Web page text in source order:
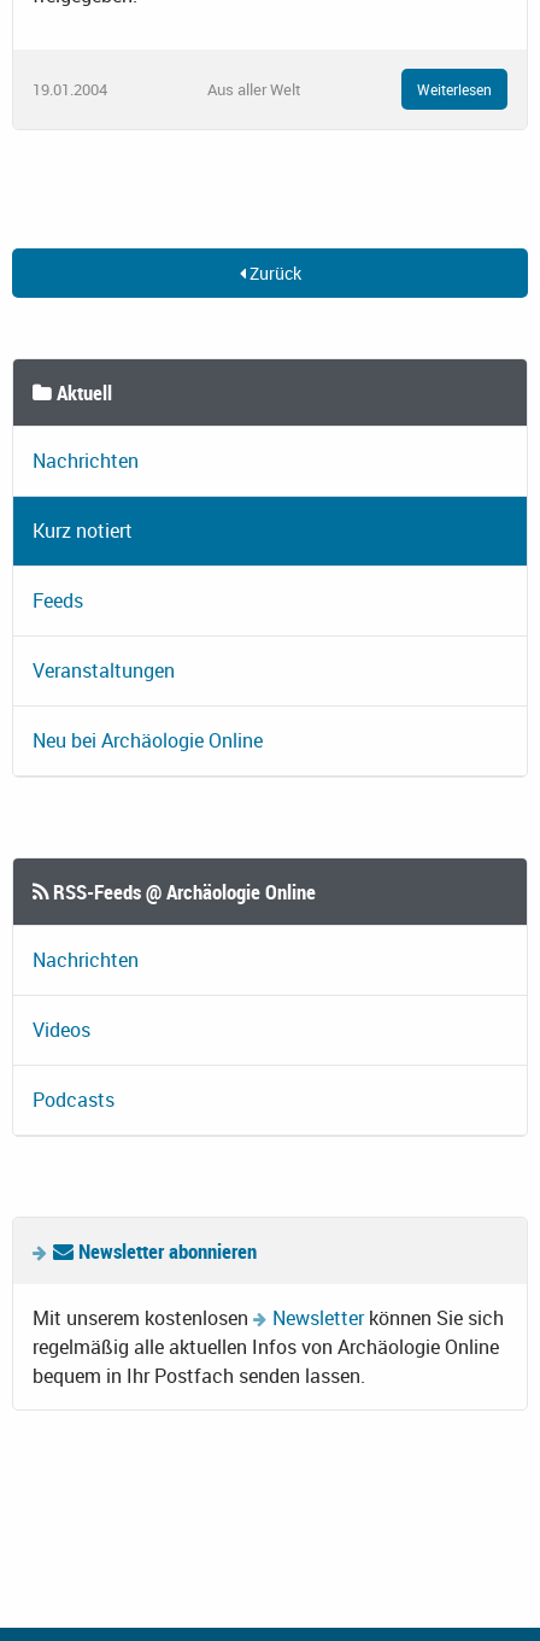
19.01.2004 Aus aller Welt Weiterlesen
Zurück
Aktuell
Nachrichten
Kurz notiert
Feeds
Veranstaltungen
Neu bei Archäologie Online
RSS-Feeds @ Archäologie Online
Nachrichten
Videos
Podcasts
Newsletter abonnieren
Mit unserem kostenlosen Newsletterkönnen Sie sich
regelmäßig alle aktuellen Infos von Archäologie Online
bequem in Ihr Postfach senden lassen.